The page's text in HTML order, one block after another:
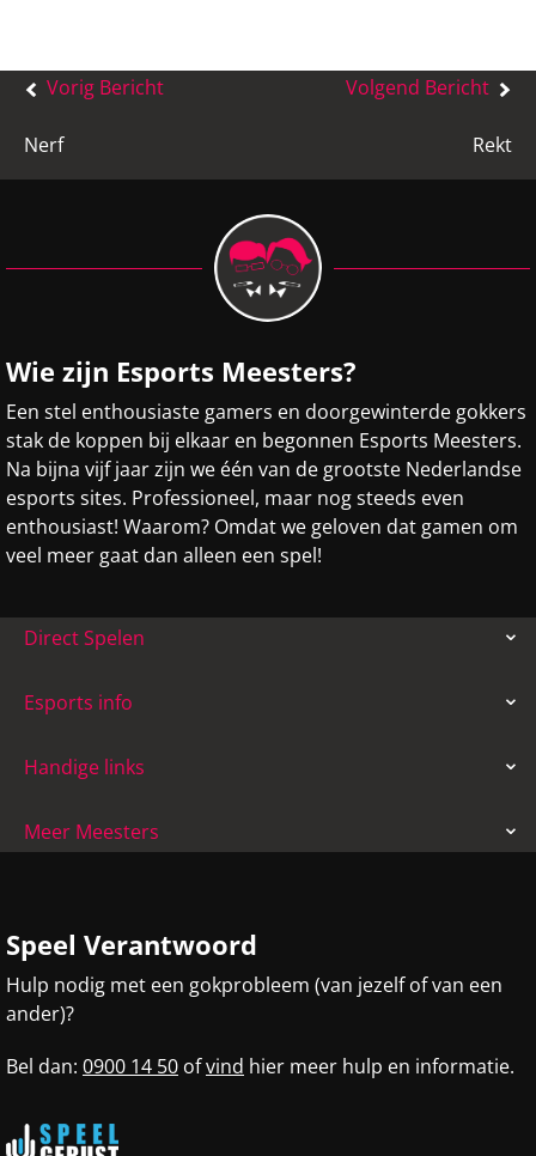
Bericht
Vorig Bericht
Nerf
Volgend Bericht
Rekt
Wie zijn Esports Meesters?
Een stel enthousiaste gamers en doorgewinterde gokkers
stak de koppen bij elkaar en begonnen Esports Meesters.
Na bijna vijf jaar zijn we één van de grootste Nederlandse
esports sites. Professioneel, maar nog steeds even
enthousiast! Waarom? Omdat we geloven dat gamen om
veel meer gaat dan alleen een spel!
Direct Spelen
Esports info
Handige links
Meer Meesters
Speel Verantwoord
Hulp nodig met een gokprobleem (van jezelf of van een
ander)?
Bel dan: 0900 14 50 ofvind hier meer hulp en informatie.